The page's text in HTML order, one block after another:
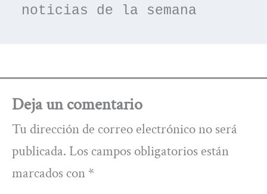
noticias de la semana
Deja un comentario
Tu dirección de correo electrónico no será
publicada. Los campos obligatorios están
marcados con *